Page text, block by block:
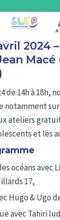
2024 –
Macé
de 14h à 18h,
notamment
ateliers
et les
océans avec
17,
Hugo & Ugo
avec Tahiri